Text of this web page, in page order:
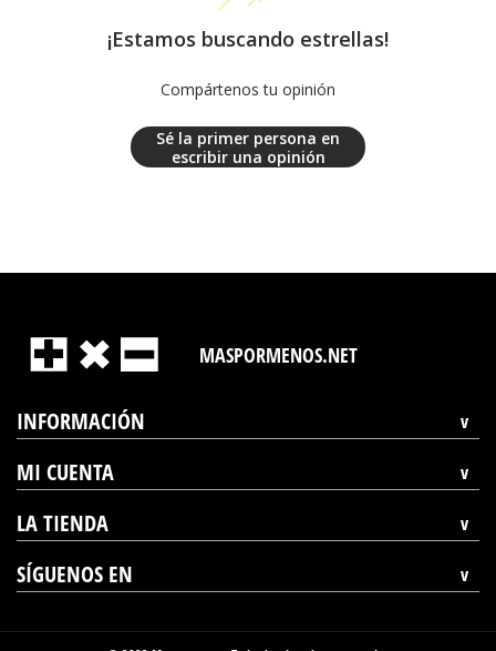
¡Estamos buscando estrellas!
Compártenos tu opinión
Sé la primer persona en
escribir una opinión
MASPORMENOS.NET
INFORMACIÓN
MI CUENTA
LA TIENDA
SÍGUENOS EN